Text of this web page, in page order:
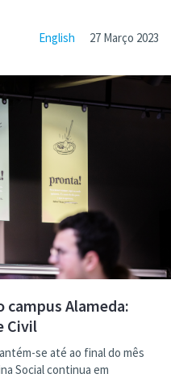
English 27 Março 2023
Alameda:
Civil
se até ao final do mês
Social continua em